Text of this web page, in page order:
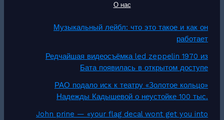
О нас
Музыкальный лейбл: что это такое и как он
работает
Редчайшая видеосъёмка led zeppelin 1970 из
Бата появилась в открытом доступе
РАО подало иск к театру «Золотое кольцо»
Надежды Кадышевой о неустойке 100 тыс.
John prine — «your flag decal wont get you into